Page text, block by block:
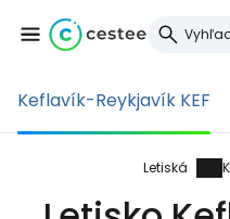
Keflavík-Reykjavík KEF
Letiská
Prihláste
služby